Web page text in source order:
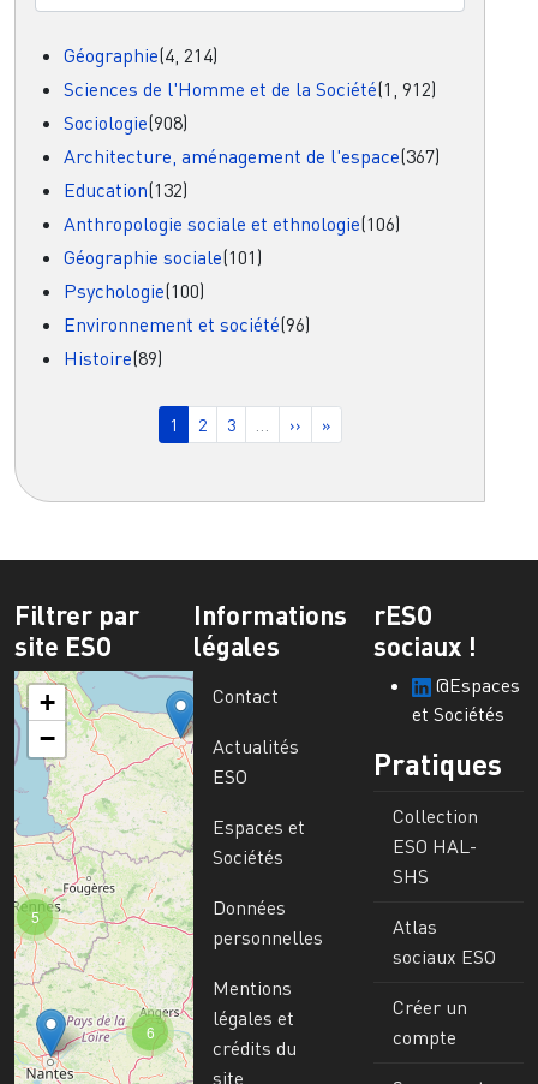
Géographie(4, 214)
Sciences de l'Homme et de la Société(1, 912)
Sociologie(908)
Architecture, aménagement de l'espace(367)
Education(132)
Anthropologie sociale et ethnologie(106)
Géographie sociale(101)
Psychologie(100)
Environnement et société(96)
Histoire(89)
Page courante
1 Page
2 Page
3 Page suivante
›› Dernière page
»
Filtrer par
site ESO
6
5
+
−
Informations
légales
Contact
Actualités
ESO
Espaces et
Sociétés
Données
personnelles
Mentions
légales et
crédits du
site
rESO
sociaux !
@Espaces
et Sociétés
Pratiques
Collection
ESO HAL-
SHS
Atlas
sociaux ESO
Créer un
compte